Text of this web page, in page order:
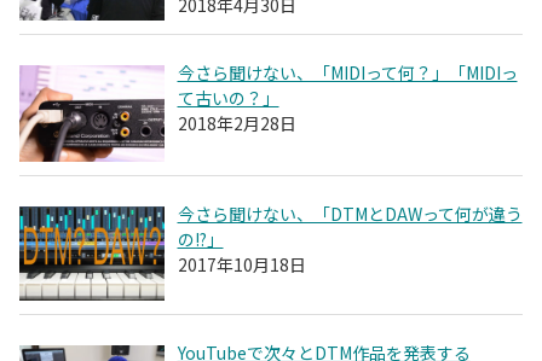
今さら聞けない、「MIDIって何？」「MIDIっ
て古いの？」
2018年2月28日
今さら聞けない、「DTMとDAWって何が違う
の!?」
2017年10月18日
YouTubeで次々とDTM作品を発表する